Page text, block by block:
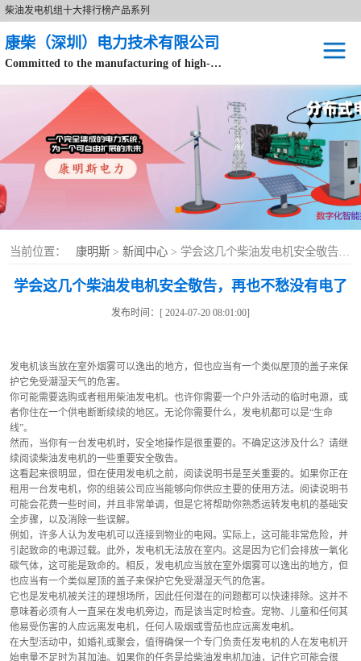
柴油发电机组十大排行榜产品系列
康柴（深圳）电力技术有限公司
Committed to the manufacturing of high-end brand diesel generator sets.
当前位置： 康明斯 > 新闻中心 > 学会这几个柴油发电机安全敬告，再也不愁没有电了
学会这几个柴油发电机安全敬告，再也不愁没有电了
发布时间：[ 2024-07-20 08:01:00]
发电机该当放在室外烟雾可以逸出的地方，但也应当有一个类似屋顶的盖子来保
护它免受潮湿天气的危害。
你可能需要选购或者租用柴油发电机。也许你需要一个户外活动的临时电源，或
者你住在一个供电断断续续的地区。无论你需要什么，发电机都可以是“生命
线”。
然而，当你有一台发电机时，安全地操作是很重要的。不确定这涉及什么？请继
续阅读柴油发电机的一些重要安全敬告。
这看起来很明显，但在使用发电机之前，阅读说明书是至关重要的。如果你正在
租用一台发电机，你的组装公司应当能够向你供应主要的使用方法。阅读说明书
可能会花费一些时间，并且非常单调，但是它将帮助你熟悉运转发电机的基础安
全步骤，以及消除一些误解。
例如，许多人认为发电机可以连接到物业的电网。实际上，这可能非常危险，并
引起致命的电源过载。此外，发电机无法放在室内。这是因为它们会排放一氧化
碳气体，这可能是致命的。相反，发电机应当放在室外烟雾可以逸出的地方，但
也应当有一个类似屋顶的盖子来保护它免受潮湿天气的危害。
它也是发电机被关注的理想场所，因此任何潜在的问题都可以快速排除。这并不
意味着必须有人一直呆在发电机旁边，而是该当定时检查。宠物、儿童和任何其
他易受伤害的人应远离发电机，任何人吸烟或雪茄也应远离发电机。
在大型活动中，如婚礼或聚会，值得确保一个专门负责任发电机的人在发电机开
始电量不足时为其加油。如果你的任务是给柴油发电机加油，记住它可能会很
静音型
移动电站
康明斯配件